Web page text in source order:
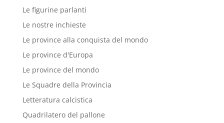
Le figurine parlanti
Le nostre inchieste
Le province alla conquista del mondo
Le province d'Europa
Le province del mondo
Le Squadre della Provincia
Letteratura calcistica
Quadrilatero del pallone